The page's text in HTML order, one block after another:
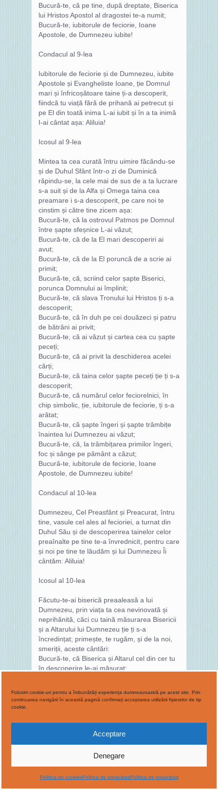
Folosim cookie-uri pentru a îmbunătăți experiența dumneavoastră pe acest site. Prin
continuarea navigării în această pagină confirmați acceptarea utilizării fișierelor de tip
cookie.
Acceptare
Denegare
Política de cookiesPolítica de privacidadPolítica de privacidad
Bucură-te, că pe tine, după dreptate, Biserica
lui Hristos Apostol al dragostei te-a numit;
Bucură-te, iubitorule de feciorie, Ioane
Apostole, de Dumnezeu iubite!
Condacul al 9-lea
Iubitorule de feciorie și de Dumnezeu, iubite
Apostole și Evangheliste Ioane, ție Domnul
mari și înfricoșătoare taine ți-a descoperit,
fiindcă tu viață fără de prihană ai petrecut și
pe El din toată inima L-ai iubit și în a ta inimă
I-ai cântat așa: Aliluia!
Icosul al 9-lea
Mintea ta cea curată întru uimire făcându-se
și de Duhul Sfânt într-o zi de Duminică
răpindu-se, la cele mai de sus de a ta lucrare
s-a suit și de la Alfa și Omega taina cea
preamare i s-a descoperit, pe care noi te
cinstim și către tine zicem așa:
Bucură-te, că la ostrovul Patmos pe Domnul
între șapte sfeșnice L-ai văzut;
Bucură-te, că de la El mari descoperiri ai
avut;
Bucură-te, că de la El poruncă de a scrie ai
primit;
Bucură-te, că, scriind celor șapte Biserici,
porunca Domnului ai împlinit;
Bucură-te, că slava Tronului lui Hristos ți s-a
descoperit;
Bucură-te, că în duh pe cei douăzeci și patru
de bătrâni ai privit;
Bucură-te, că ai văzut și cartea cea cu șapte
peceți;
Bucură-te, că ai privit la deschiderea acelei
cărți;
Bucură-te, că taina celor șapte peceți ție ți s-a
descoperit;
Bucură-te, că numărul celor feciorelnici, în
chip simbolic, ție, iubitorule de feciorie, ți s-a
arătat;
Bucură-te, că șapte îngeri și șapte trâmbițe
înaintea lui Dumnezeu ai văzut;
Bucură-te, că, la trâmbițarea primilor îngeri,
foc și sânge pe pământ a căzut;
Bucură-te, iubitorule de feciorie, Ioane
Apostole, de Dumnezeu iubite!
Condacul al 10-lea
Dumnezeu, Cel Preasfânt și Preacurat, întru
tine, vasule cel ales al fecioriei, a turnat din
Duhul Său și de descoperirea tainelor celor
preaînalte pe tine te-a învrednicit, pentru care
și noi pe tine te lăudăm și lui Dumnezeu Îi
cântăm: Aliluia!
Icosul al 10-lea
Făcutu-te-ai biserică preaaleasă a lui
Dumnezeu, prin viața ta cea nevinovată și
neprihănită, căci cu taină măsurarea Bisericii
și a Altarului lui Dumnezeu ție ți s-a
încredințat; primește, te rugăm, și de la noi,
smeriții, aceste cântări:
Bucură-te, că Biserica și Altarul cel din cer tu
în descoperire le-ai măsurat;
Bucură-te, că prigoana Bisericii de către
Bucură-te, că și vremea stăpânirii fiarei de
tine nu s-a tăinuit;
Bucură-te, că și numele fiarei, cu taină,
Bisericii l-ai arătat;
Bucură-te, că și pe fiara cu coarne ca de miel